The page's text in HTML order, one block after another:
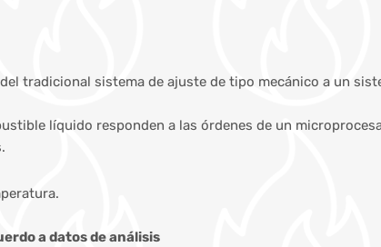
tradicional sistema de ajuste de tipo mecánico a un
líquido responden a las órdenes de un
a datos de análisis